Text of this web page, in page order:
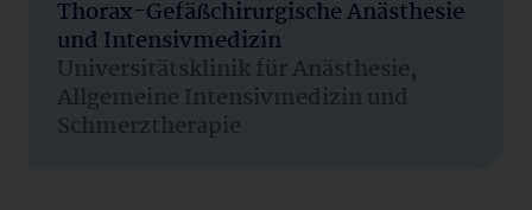
Thorax-Gefäßchirurgische Anästhesie
und Intensivmedizin
Universitätsklinik für Anästhesie,
Allgemeine Intensivmedizin und
Schmerztherapie